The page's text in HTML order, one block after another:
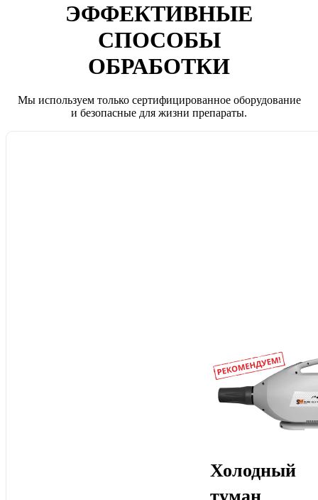
ЭФФЕКТИВНЫЕ
СПОСОБЫ
ОБРАБОТКИ
Мы используем только сертифицированное оборудование
и безопасные для жизни препараты.
Холодный